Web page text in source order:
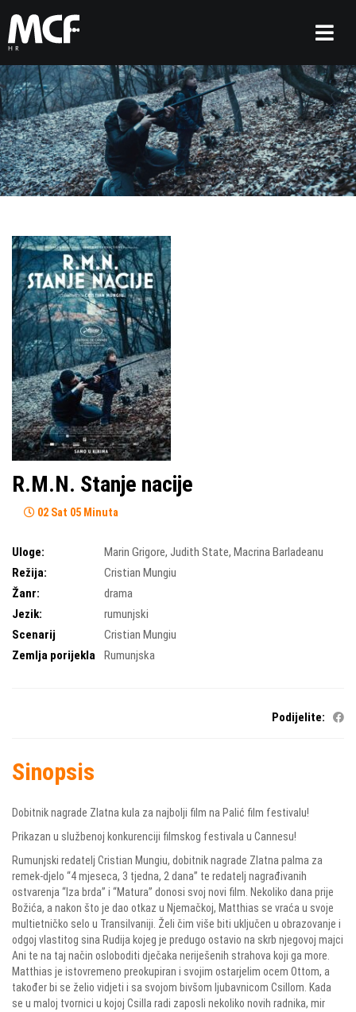
R.M.N. Stanje nacije
02 Sat 05 Minuta
Uloge: Marin Grigore,Judith State,Macrina Barladeanu
Režija:
Cristian Mungiu
Žanr:
drama
Jezik:
rumunjski
Scenarij
Cristian Mungiu
Zemlja porijekla
Rumunjska
Podijelite:
Sinopsis
Dobitnik nagrade Zlatna kula za najbolji film na Palić film festivalu!
Prikazan u službenoj konkurenciji filmskog festivala u Cannesu!
Rumunjski redatelj Cristian Mungiu, dobitnik nagrade Zlatna palma za
remek-djelo “4 mjeseca, 3 tjedna, 2 dana” te redatelj nagrađivanih
ostvarenja “Iza brda” i “Matura” donosi svoj novi film. Nekoliko dana prije
Božića, a nakon što je dao otkaz u Njemačkoj, Matthias se vraća u svoje
multietničko selo u Transilvaniji. Želi čim više biti uključen u obrazovanje i
odgoj vlastitog sina Rudija kojeg je predugo ostavio na skrb njegovoj majci
Ani te na taj način osloboditi dječaka neriješenih strahova koji ga more.
Matthias je istovremeno preokupiran i svojim ostarjelim ocem Ottom, a
također bi se želio vidjeti i sa svojom bivšom ljubavnicom Csillom. Kada
se u maloj tvornici u kojoj Csilla radi zaposli nekoliko novih radnika, mir